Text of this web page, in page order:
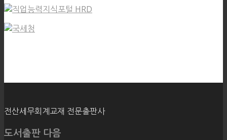
전산세무회계교재 전문출판사
도서출판 다음